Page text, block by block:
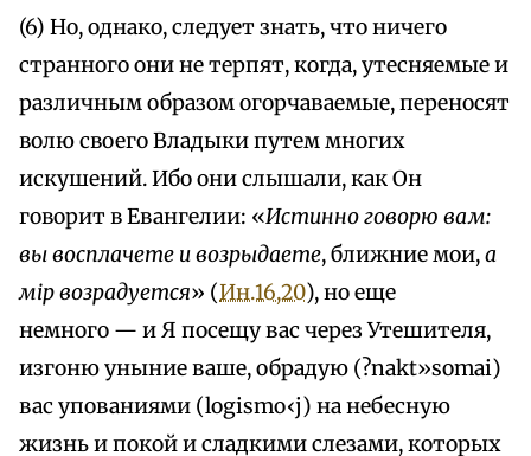
(6) Но, однако, следует знать, что ничего
странного они не терпят, когда, утесняемые и
различным образом огорчаваемые, переносят
волю своего Владыки путем многих
искушений. Ибо они слышали, как Он
говорит в Евангелии: «Истинно говорю вам:
вы восплачете и возрыдаете, ближние мои,а
мiр возрадуется» (Ин.16,20), но еще
немного — и Я посещу вас через Утешителя,
изгоню уныние ваше, обрадую (?nakt»somai)
вас упованиями (logismo‹j) на небесную
жизнь и покой и сладкими слезами, которых